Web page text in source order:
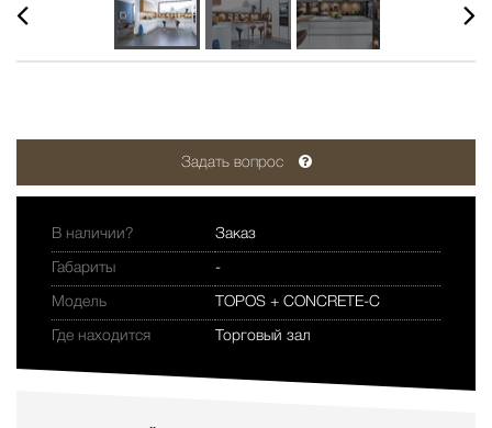
Задать вопрос
В наличии? Заказ
Габариты -
Модель TOPOS + CONCRETE-C
Где находится Торговый зал